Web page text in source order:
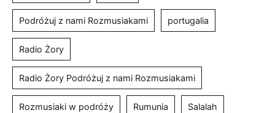
Podróżuj z nami Rozmusiakami portugalia
Radio Żory
Radio Żory Podróżuj z nami Rozmusiakami
Rozmusiaki w podróży Rumunia Salalah